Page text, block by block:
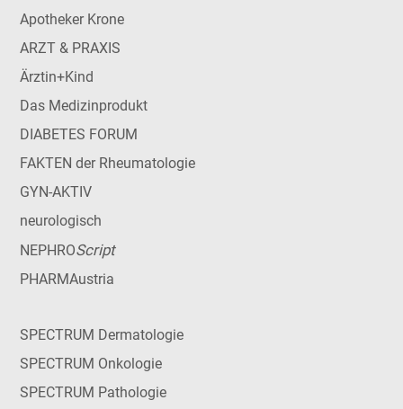
Apotheker Krone
ARZT & PRAXIS
Ärztin+Kind
Das Medizinprodukt
DIABETES FORUM
FAKTEN der Rheumatologie
GYN-AKTIV
neurologisch
NEPHROScript
PHARMAustria
SPECTRUM Dermatologie
SPECTRUM Onkologie
SPECTRUM Pathologie